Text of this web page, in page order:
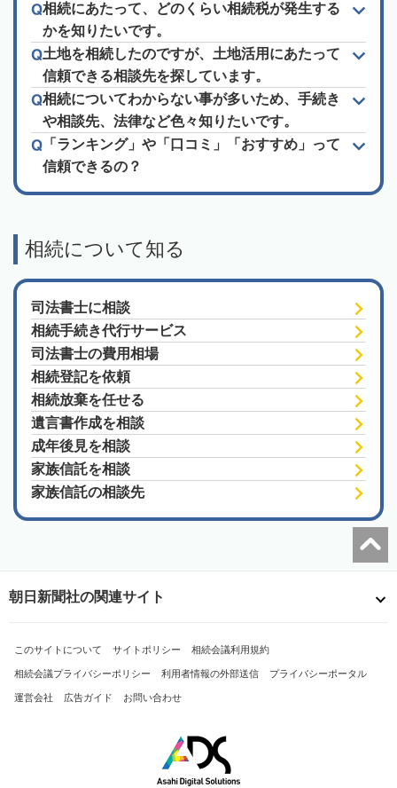
相続にあたって、どのくらい相続税が発生する
かを知りたいです。
土地を相続したのですが、土地活用にあたって
信頼できる相談先を探しています。
相続についてわからない事が多いため、手続き
や相談先、法律など色々知りたいです。
「ランキング」や「口コミ」「おすすめ」って
信頼できるの？
相続について知る
司法書士に相談
相続手続き代行サービス
司法書士の費用相場
相続登記を依頼
相続放棄を任せる
遺言書作成を相談
成年後見を相談
家族信託を相談
家族信託の相談先
朝日新聞社の関連サイト
このサイトについて サイトポリシー 相続会議利用規約
相続会議プライバシーポリシー 利用者情報の外部送信 プライバシーポータル
運営会社 広告ガイド お問い合わせ